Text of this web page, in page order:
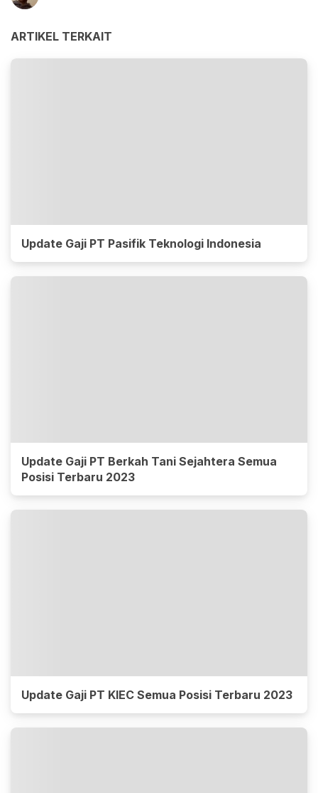
ARTIKEL TERKAIT
Update Gaji PT Pasifik Teknologi Indonesia
Update Gaji PT Berkah Tani Sejahtera Semua
Posisi Terbaru 2023
Update Gaji PT KIEC Semua Posisi Terbaru 2023